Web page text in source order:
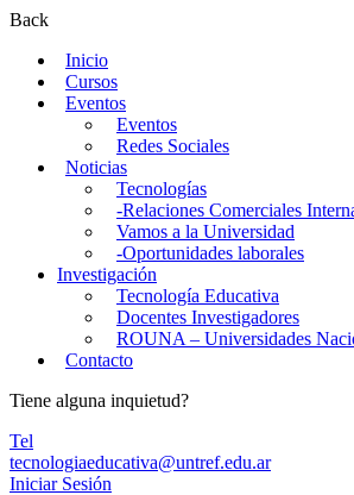
Back
Inicio
Cursos
Eventos
Eventos
Redes Sociales
Noticias
Tecnologías
-Relaciones Comerciales
Vamos a la Universidad
-Oportunidades laborales
Investigación
Tecnología Educativa
Docentes Investigadores
ROUNA – Universidades
Contacto
Tiene alguna inquietud?
Tel
tecnologiaeducativa@untref.edu.ar
Iniciar Sesión